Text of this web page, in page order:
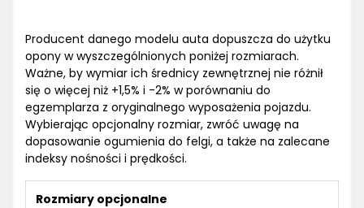
Producent danego modelu auta dopuszcza do użytku
opony w wyszczególnionych poniżej rozmiarach.
Ważne, by wymiar ich średnicy zewnętrznej nie różnił
się o więcej niż +1,5% i -2% w porównaniu do
egzemplarza z oryginalnego wyposażenia pojazdu.
Wybierając opcjonalny rozmiar, zwróć uwagę na
dopasowanie ogumienia do felgi, a także na zalecane
indeksy nośności i prędkości.
Rozmiary opcjonalne